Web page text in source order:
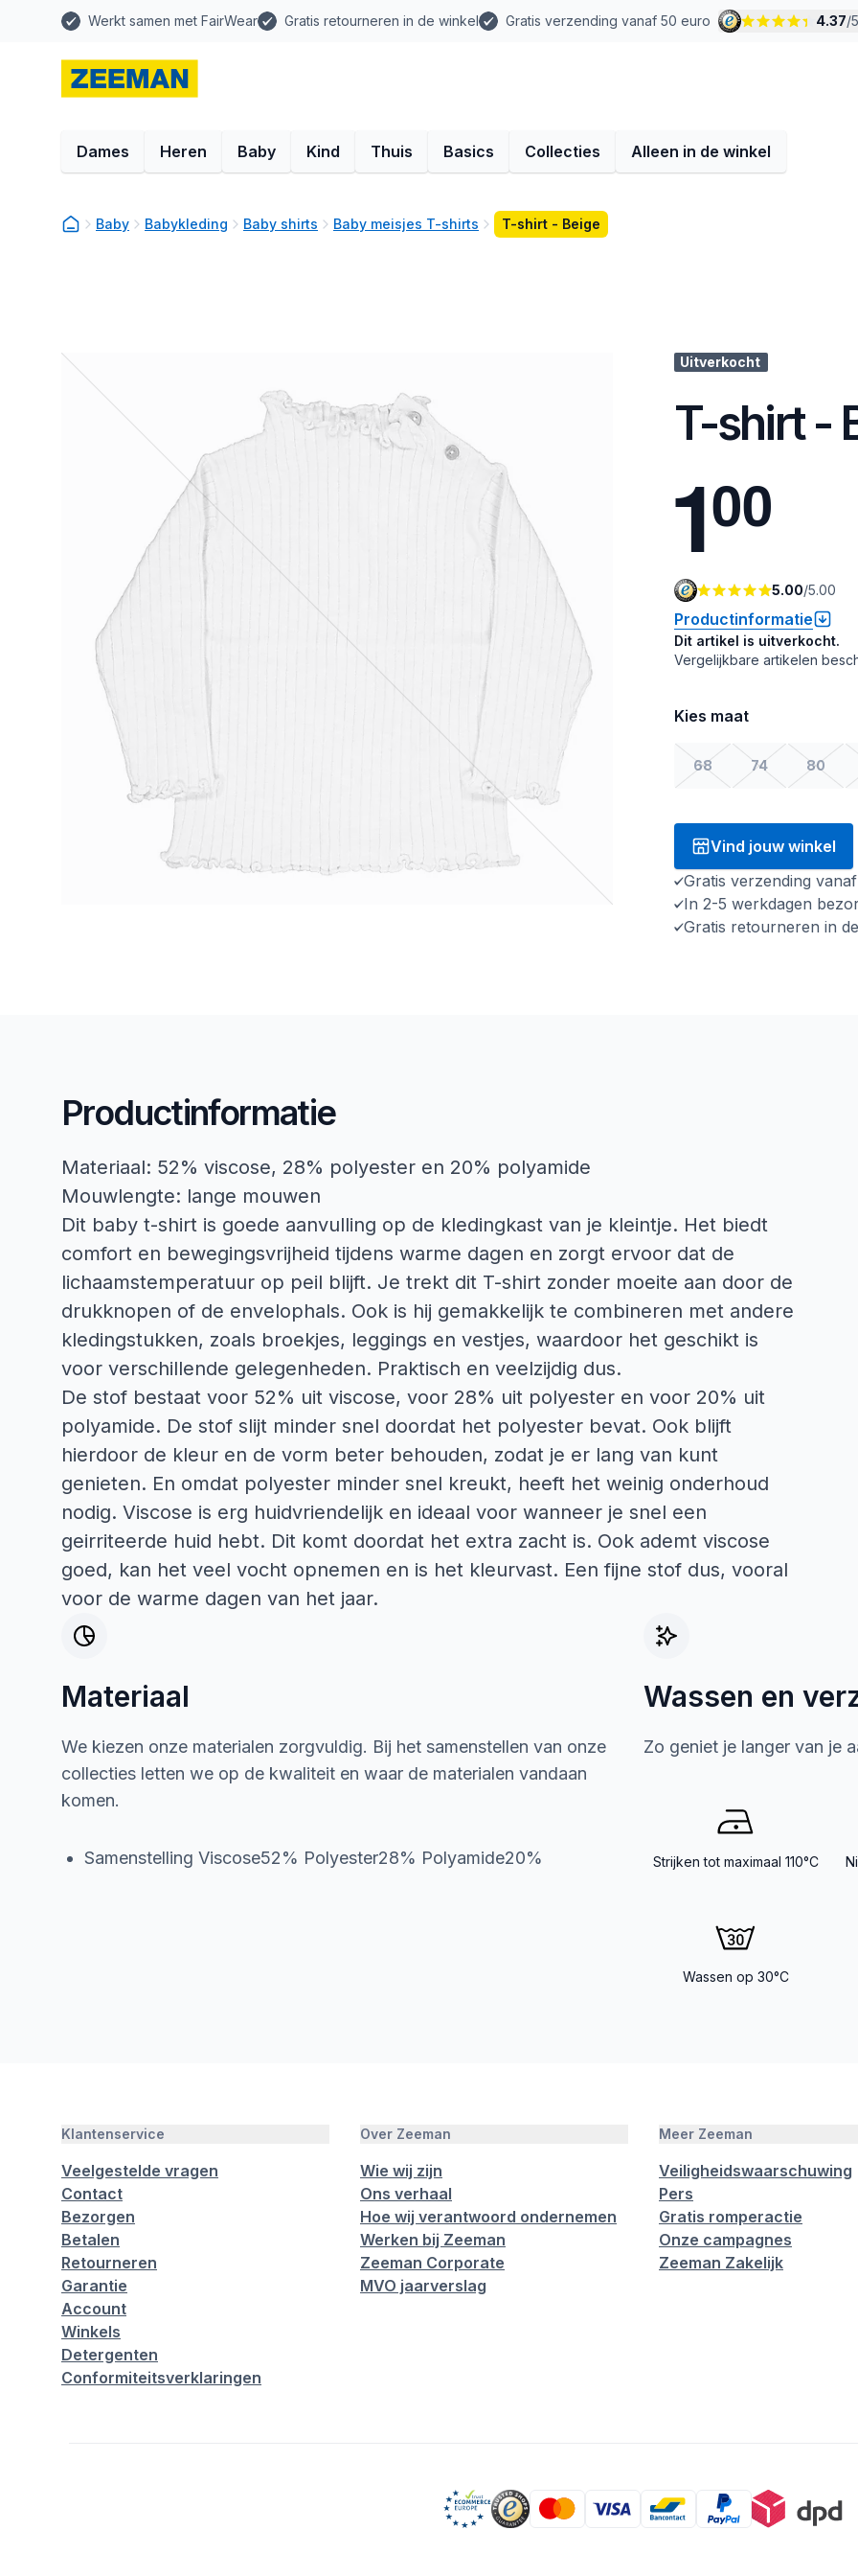
Werkt samen met FairWear Gratis retourneren in de winkel Gratis verzending vanaf 50 euro 4.37/
Dames Heren Baby Kind Thuis Basics Collecties Alleen in de winkel
Baby Babykleding Baby shirts Baby meisjes T-shirts T-shirt - Beige
Uitverkocht
T-shirt -
100
5.00/5.00
Productinformatie
Dit artikel is uitverkocht.
Vergelijkbare artikelen
Kies maat
68 74 80
Vind jouw winkel
Gratis verzending
In 2-5 werkdagen
Gratis retourneren in
Productinformatie
Materiaal: 52% viscose, 28% polyester en 20% polyamide
Mouwlengte: lange mouwen
Dit baby t-shirt is goede aanvulling op de kledingkast van je kleintje. Het biedt
comfort en bewegingsvrijheid tijdens warme dagen en zorgt ervoor dat de
lichaamstemperatuur op peil blijft. Je trekt dit T-shirt zonder moeite aan door de
drukknopen of de envelophals. Ook is hij gemakkelijk te combineren met andere
kledingstukken, zoals broekjes, leggings en vestjes, waardoor het geschikt is
voor verschillende gelegenheden. Praktisch en veelzijdig dus.
De stof bestaat voor 52% uit viscose, voor 28% uit polyester en voor 20% uit
polyamide. De stof slijt minder snel doordat het polyester bevat. Ook blijft
hierdoor de kleur en de vorm beter behouden, zodat je er lang van kunt
genieten. En omdat polyester minder snel kreukt, heeft het weinig onderhoud
nodig. Viscose is erg huidvriendelijk en ideaal voor wanneer je snel een
geirriteerde huid hebt. Dit komt doordat het extra zacht is. Ook ademt viscose
goed, kan het veel vocht opnemen en is het kleurvast. Een fijne stof dus, vooral
voor de warme dagen van het jaar.
Materiaal
We kiezen onze materialen zorgvuldig. Bij het samenstellen van onze
collecties letten we op de kwaliteit en waar de materialen vandaan
komen.
Samenstelling Viscose52% Polyester28% Polyamide20%
Wassen en
Zo geniet je langer van je
Strijken tot maximaal 110°C
Wassen op 30°C
Klantenservice
Veelgestelde vragen
Contact
Bezorgen
Betalen
Retourneren
Garantie
Account
Winkels
Detergenten
Conformiteitsverklaringen
Over Zeeman
Wie wij zijn
Ons verhaal
Hoe wij verantwoord ondernemen
Werken bij Zeeman
Zeeman Corporate
MVO jaarverslag
Meer Zeeman
Veiligheidswaarschuwing
Pers
Gratis romperactie
Onze campagnes
Zeeman Zakelijk